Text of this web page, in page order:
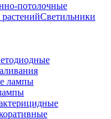
потолочные
Светильники